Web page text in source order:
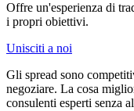
Offre un'esperienza di
i propri obiettivi.
Unisciti a noi
Gli spread sono
negoziare. La cosa
consulenti esperti senza